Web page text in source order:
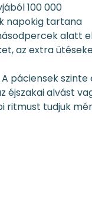
100 000
napokig tartana
alatt
az extra
páciensek szinte
éjszakai alvást
ritmust tudjuk